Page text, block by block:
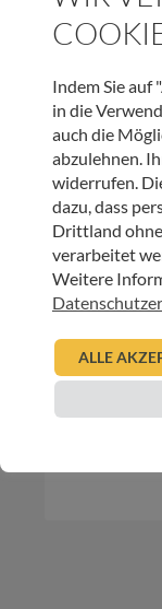
25.11.2022
Gute
Indem Sie auf
in die
auch die
abzulehnen.
widerrufen.
dazu, dass
Drittland
verarbeitet
Weitere
ALLE